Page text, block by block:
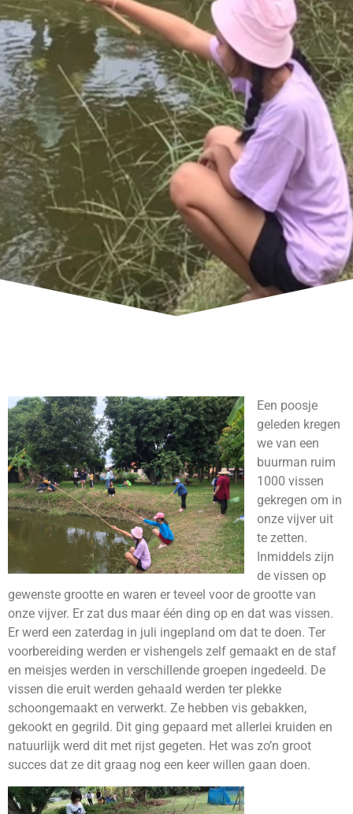
Een poosje
geleden kregen
we van een
buurman ruim
1000 vissen
gekregen om in
onze vijver uit
te zetten.
Inmiddels zijn
de vissen op
gewenste grootte en waren er teveel voor de grootte van
onze vijver. Er zat dus maar één ding op en dat was vissen.
Er werd een zaterdag in juli ingepland om dat te doen. Ter
voorbereiding werden er vishengels zelf gemaakt en de staf
en meisjes werden in verschillende groepen ingedeeld. De
vissen die eruit werden gehaald werden ter plekke
schoongemaakt en verwerkt. Ze hebben vis gebakken,
gekookt en gegrild. Dit ging gepaard met allerlei kruiden en
natuurlijk werd dit met rijst gegeten. Het was zo’n groot
succes dat ze dit graag nog een keer willen gaan doen.